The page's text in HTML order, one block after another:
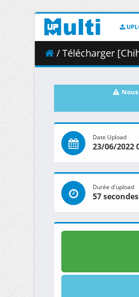
/ Télécharger [Chihiro]
Date Upload
23/06/2022
Durée d'upload
57 secondes